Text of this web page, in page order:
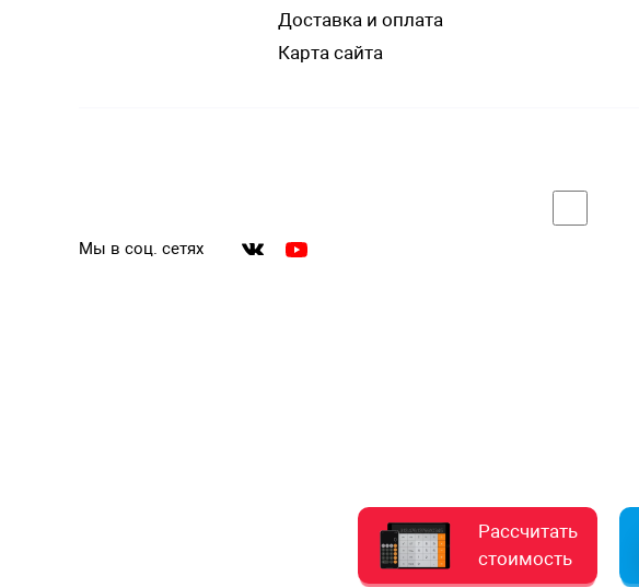
Доставка и оплата
Карта сайта
Мы в соц. сетях
Рассчитать
стоимость